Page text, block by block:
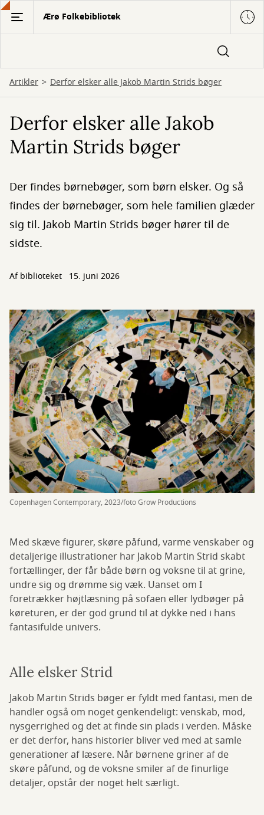
Gå
hovedindhold
Ærø Folkebibliotek
Artikler Derfor elsker alle Jakob Martin Strids bøger
Derfor elsker alle Jakob
Martin Strids bøger
Der findes børnebøger, som børn elsker. Og så
findes der børnebøger, som hele familien glæder
sig til. Jakob Martin Strids bøger hører til de
sidste.
Af biblioteket 15. juni 2026
Copenhagen Contemporary, 2023/foto Grow Productions
Med skæve figurer, skøre påfund, varme venskaber og
detaljerige illustrationer har Jakob Martin Strid skabt
fortællinger, der får både børn og voksne til at grine,
undre sig og drømme sig væk. Uanset om I
foretrækker højtlæsning på sofaen eller lydbøger på
køreturen, er der god grund til at dykke ned i hans
fantasifulde univers.
Alle elsker Strid
Jakob Martin Strids bøger er fyldt med fantasi, men de
handler også om noget genkendeligt: venskab, mod,
nysgerrighed og det at finde sin plads i verden. Måske
er det derfor, hans historier bliver ved med at samle
generationer af læsere. Når børnene griner af de
skøre påfund, og de voksne smiler af de finurlige
detaljer, opstår der noget helt særligt.